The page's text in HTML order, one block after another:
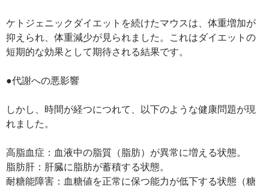
ケトジェニックダイエットを続けたマウスは、体重増加が
抑えられ、体重減少が見られました。これはダイエットの
短期的な効果として期待される結果です。
●代謝への悪影響
しかし、時間が経つにつれて、以下のような健康問題が現
れました。
高脂血症：血液中の脂質（脂肪）が異常に増える状態。
脂肪肝：肝臓に脂肪が蓄積する状態。
耐糖能障害：血糖値を正常に保つ能力が低下する状態（糖